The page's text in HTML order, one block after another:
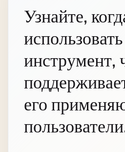
Узнайте,
инструмент,
его